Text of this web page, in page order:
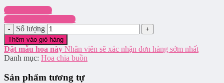
Chat Facebook
Hotline: 0916.337.745
Số lượng
Thêm vào giỏ hàng
Đặt mẫu hoa này Nhân viên sẽ xác nhận đơn hàng sớm nhất
Danh mục: Hoa chia buồn
Sản phẩm tương tự